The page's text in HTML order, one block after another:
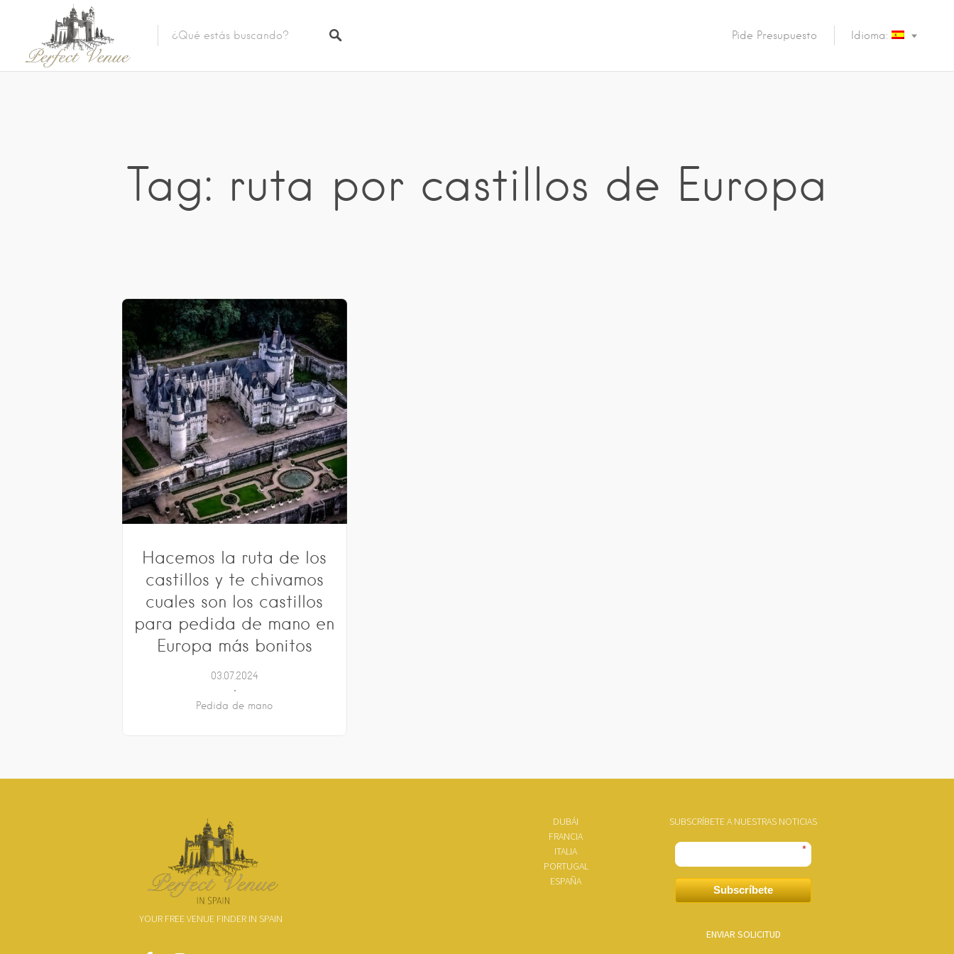
Pide Presupuesto Idioma:
Tag: ruta por castillos de Europa
Hacemos la ruta de los
castillos y te chivamos
cuales son los castillos
para pedida de mano en
Europa más bonitos
03.07.2024
Pedida de mano
YOUR FREE VENUE FINDER IN SPAIN
DUBÁI
FRANCIA
ITALIA
PORTUGAL
ESPAÑA
SUBSCRÍBETE A NUESTRAS NOTICIAS
*
Subscríbete
ENVIAR SOLICITUD